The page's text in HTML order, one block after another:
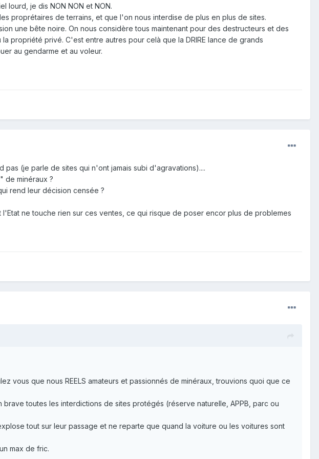
lourd, je dis NON NON et NON.
proprétaires de terrains, et que l'on nous interdise de plus en plus de sites.
une bête noire. On nous considère tous maintenant pour des destructeurs et des
propriété privé. C'est entre autres pour celà que la DRIRE lance de grands
au gendarme et au voleur.
(je parle de sites qui n'ont jamais subi d'agravations)....
de minéraux ?
rend leur décision censée ?
ne touche rien sur ces ventes, ce qui risque de poser encor plus de problemes
vous que nous REELS amateurs et passionnés de minéraux, trouvions quoi que ce
toutes les interdictions de sites protégés (réserve naturelle, APPB, parc ou
tout sur leur passage et ne reparte que quand la voiture ou les voitures sont
max de fric.